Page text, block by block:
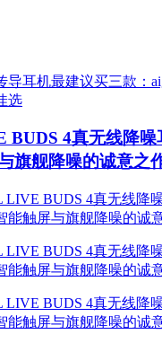
4真无线降噪
旗舰降噪的诚意之